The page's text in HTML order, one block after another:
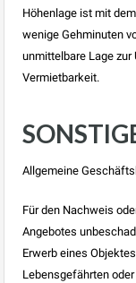
Höhenlage ist mit
wenige Gehminuten
unmittelbare Lage
Vermietbarkeit.
Allgemeine
Für den Nachweis
Angebotes
Erwerb eines
Lebensgefährten